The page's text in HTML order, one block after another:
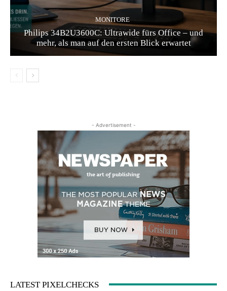
MONITORE
Philips 34B2U3600C: Ultrawide fürs Office – und
mehr, als man auf den ersten Blick erwartet
- Advertisement -
LATEST PIXELCHECKS